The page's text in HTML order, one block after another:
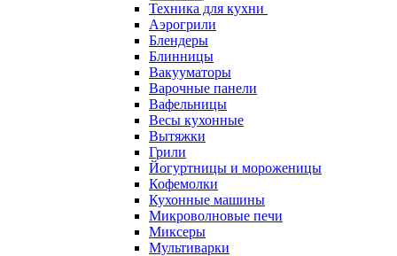
Техника для кухни
Аэрогрили
Блендеры
Блинницы
Вакууматоры
Варочные панели
Вафельницы
Весы кухонные
Вытяжки
Грили
Йогуртницы и мороженицы
Кофемолки
Кухонные машины
Микроволновые печи
Миксеры
Мультиварки